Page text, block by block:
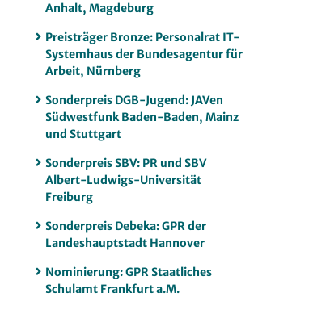
Anhalt, Magdeburg
Preisträger Bronze: Personalrat IT-
Systemhaus der Bundesagentur für
Arbeit, Nürnberg
Sonderpreis DGB-Jugend: JAVen
Südwestfunk Baden-Baden, Mainz
und Stuttgart
Sonderpreis SBV: PR und SBV
Albert-Ludwigs-Universität
Freiburg
Sonderpreis Debeka: GPR der
Landeshauptstadt Hannover
Nominierung: GPR Staatliches
Schulamt Frankfurt a.M.